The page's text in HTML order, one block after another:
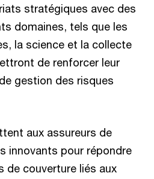
stratégiques avec des
domaines, tels que les
la science et la collecte
de renforcer leur
gestion des risques
aux assureurs de
innovants pour répondre
de couverture liés aux